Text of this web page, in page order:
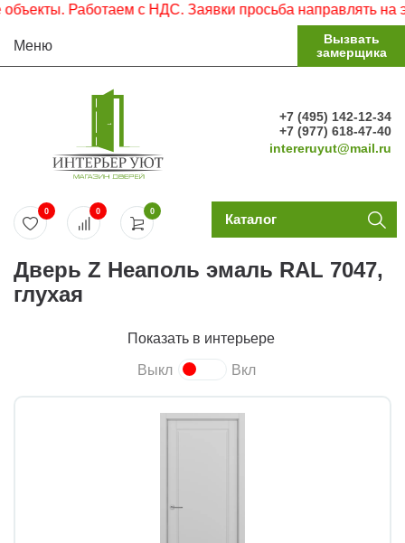
Работаем с НДС. Заявки просьба направлять на
Меню
Вызвать
замерщика
+7 (495) 142-12-34
+7 (977) 618-47-40
intereruyut@mail.ru
0
0 0 Каталог
Дверь Z Неаполь эмаль RAL 7047,
глухая
Показать в интерьере
Выкл Вкл